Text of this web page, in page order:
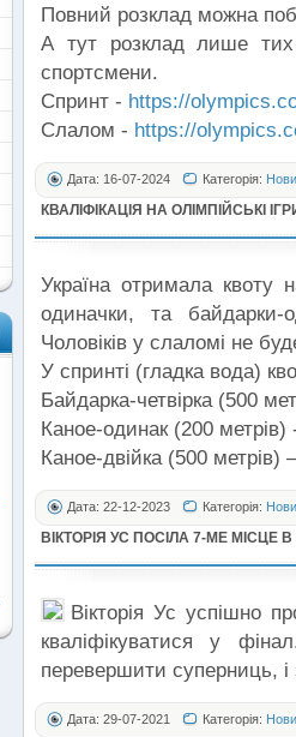
Повний розклад можна
А тут розклад лише
спортсмени.
Спринт - https://
Слалом - https://
Дата: 16-07-2024 Категорія:
КВАЛІФІКАЦІЯ НА ОЛІМПІЙСЬКІ
Україна отримала квоту
одиначки, та байдарки-
Чоловіків у слаломі не
У спринті (гладка вода)
Байдарка-четвірка (500
Каное-одинак (200 метрів)
Каное-двійка (500 метрів)
Дата: 22-12-2023 Категорія:
ВІКТОРІЯ УС ПОСІЛА 7-МЕ МІСЦЕ
Вікторія Ус успішно
кваліфікуватися у
перевершити суперниць,
Дата: 29-07-2021 Категорія: